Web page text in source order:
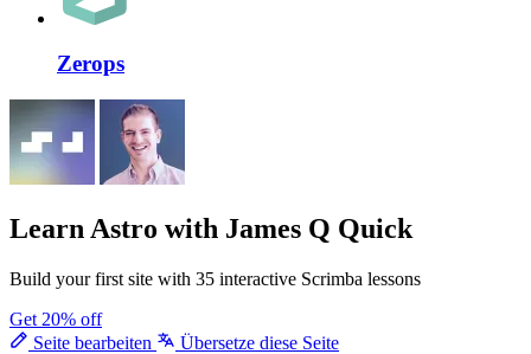
Zerops
Learn Astro with James Q Quick
Build your first site with 35 interactive Scrimba lessons
Get 20% off
Seite bearbeiten
Übersetze diese Seite